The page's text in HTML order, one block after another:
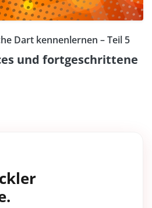
Dart kennenlernen – Teil 5
und fortgeschrittene